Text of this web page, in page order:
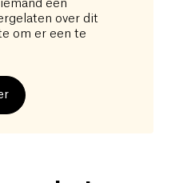
een
over dit
om er een te